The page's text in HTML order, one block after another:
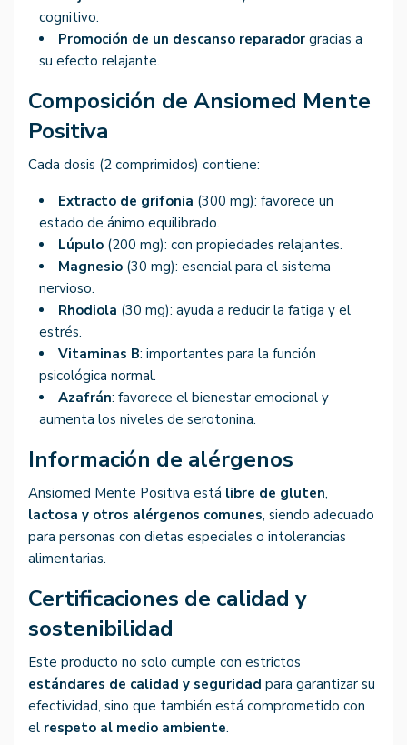
cognitivo.
Promoción de un descanso reparador gracias a
su efecto relajante.
Composición de Ansiomed Mente
Positiva
Cada dosis (2 comprimidos) contiene:
Extracto de grifonia (300 mg): favorece un
estado de ánimo equilibrado.
Lúpulo (200 mg): con propiedades relajantes.
Magnesio (30 mg): esencial para el sistema
nervioso.
Rhodiola (30 mg): ayuda a reducir la fatiga y el
estrés.
Vitaminas B: importantes para la función
psicológica normal.
Azafrán: favorece el bienestar emocional y
aumenta los niveles de serotonina.
Información de alérgenos
Ansiomed Mente Positiva está libre de gluten,
lactosa y otros alérgenos comunes, siendo adecuado
para personas con dietas especiales o intolerancias
alimentarias.
Certificaciones de calidad y
sostenibilidad
Este producto no solo cumple con estrictos
estándares de calidad y seguridad para garantizar su
efectividad, sino que también está comprometido con
el respeto al medio ambiente.